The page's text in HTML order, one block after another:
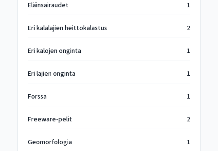
Eläinsairaudet 1
Eri kalalajien heittokalastus 2
Eri kalojen onginta 1
Eri lajien onginta 1
Forssa 1
Freeware-pelit 2
Geomorfologia 1